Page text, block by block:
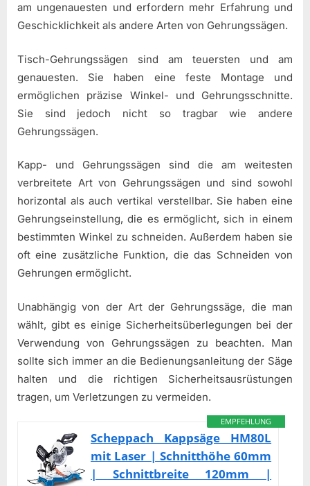
am ungenauesten und erfordern mehr Erfahrung und
Geschicklichkeit als andere Arten von Gehrungssägen.
Tisch-Gehrungssägen sind am teuersten und am
genauesten. Sie haben eine feste Montage und
ermöglichen präzise Winkel- und Gehrungsschnitte.
Sie sind jedoch nicht so tragbar wie andere
Gehrungssägen.
Kapp- und Gehrungssägen sind die am weitesten
verbreitete Art von Gehrungssägen und sind sowohl
horizontal als auch vertikal verstellbar. Sie haben eine
Gehrungseinstellung, die es ermöglicht, sich in einem
bestimmten Winkel zu schneiden. Außerdem haben sie
oft eine zusätzliche Funktion, die das Schneiden von
Gehrungen ermöglicht.
Unabhängig von der Art der Gehrungssäge, die man
wählt, gibt es einige Sicherheitsüberlegungen bei der
Verwendung von Gehrungssägen zu beachten. Man
sollte sich immer an die Bedienungsanleitung der Säge
halten und die richtigen Sicherheitsausrüstungen
tragen, um Verletzungen zu vermeiden.
EMPFEHLUNG
Scheppach Kappsäge HM80L
mit Laser | Schnitthöhe 60mm
| Schnittbreite 120mm |